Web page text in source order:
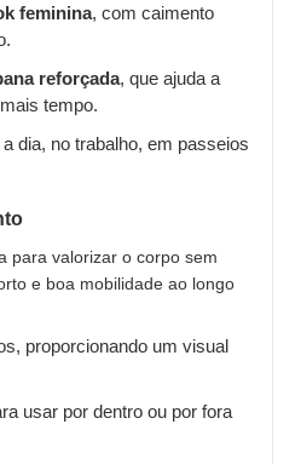
feminina, com caimento
reforçada, que ajuda a
tempo.
dia, no trabalho, em passeios
para valorizar o corpo sem
e boa mobilidade ao longo
proporcionando um visual
usar por dentro ou por fora